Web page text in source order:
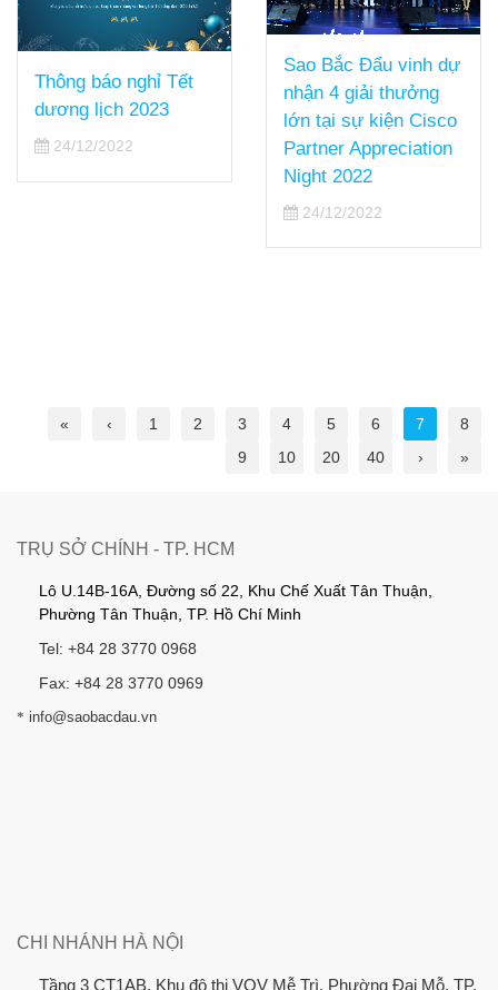
Thông báo nghỉ Tết
dương lịch 2023
24/12/2022
Sao Bắc Đẩu vinh dự
nhận 4 giải thưởng
lớn tại sự kiện Cisco
Partner Appreciation
Night 2022
24/12/2022
« ‹ 1 2 3 4 5 6 7
8
9
10 20 40 › »
TRỤ SỞ CHÍNH - TP. HCM
Lô U.14B-16A, Đường số 22, Khu Chế Xuất Tân Thuận,
Phường Tân Thuận, TP. Hồ Chí Minh
Tel: +84 28 3770 0968
Fax: +84 28 3770 0969
* info@saobacdau.vn
CHI NHÁNH HÀ NỘI
Tầng 3 CT1AB, Khu đô thị VOV Mễ Trì, Phường Đại Mỗ, TP.